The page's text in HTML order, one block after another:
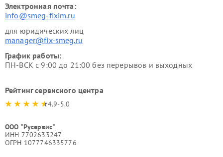
Электронная почта:
info@smeg-fixim.ru
для юридических лиц
manager@fix-smeg.ru
График работы:
ПН-ВСК с 9:00 до 21:00 без перерывов и выходных
Рейтинг сервисного центра
4.9-5.0
ООО "Русервис"
ИНН 7702633247
ОГРН 1077746335776